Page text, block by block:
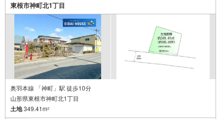
東根市神町北1丁目
奥羽本線 「神町」駅 徒歩10分
山形県東根市神町北1丁目
土地349.41m2